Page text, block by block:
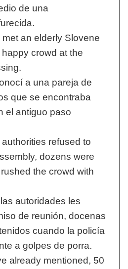
de una
an elderly Slovene
crowd at the
a una pareja de
que se encontraba
el antiguo paso
refused to
dozens were
the crowd with
autoridades les
de reunión, docenas
cuando la policía
a golpes de porra.
already mentioned, 50